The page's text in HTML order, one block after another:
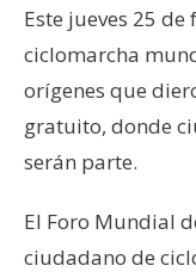
Este jueves 25
ciclomarcha
orígenes que
gratuito, donde
serán parte.
El Foro Mundial
ciudadano de